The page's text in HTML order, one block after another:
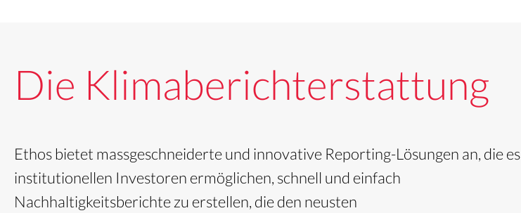
Die Klimaberichterstattung
Ethos bietet massgeschneiderte und innovative Reporting-Lösungen an, die es
institutionellen Investoren ermöglichen, schnell und einfach
Nachhaltigkeitsberichte zu erstellen, die den neusten